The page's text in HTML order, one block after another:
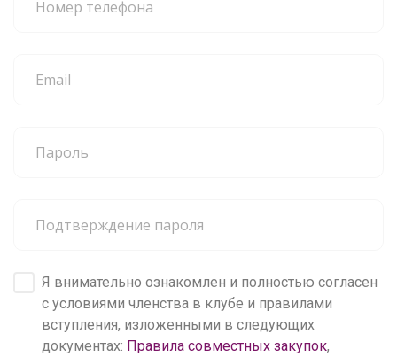
Я внимательно ознакомлен и полностью согласен
с условиями членства в клубе и правилами
вступления, изложенными в следующих
документах: Правила совместных закупок,